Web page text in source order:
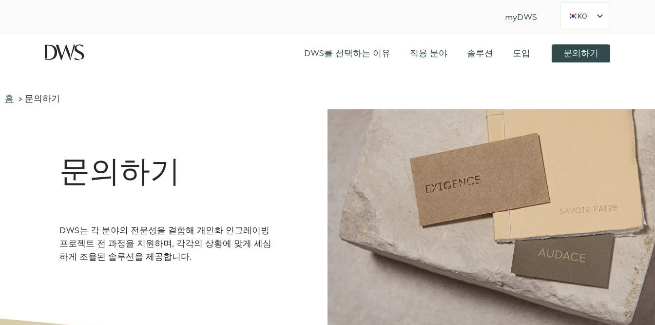
myDWS
KO
Int
US
DWS를 선택하는 이유 적용 분야 솔루션 도입 문의하기
홈 문의하기
문의하기
DWS는 각 분야의 전문성을 결합해 개인화 인그레이빙
프로젝트 전 과정을 지원하며, 각각의 상황에 맞게 세심
하게 조율된 솔루션을 제공합니다.